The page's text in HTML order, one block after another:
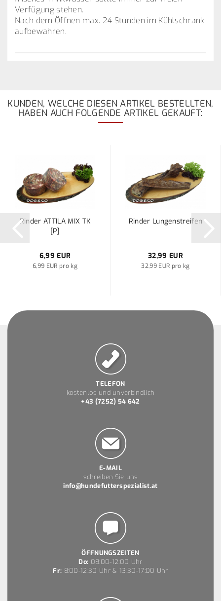
Verfügung stehen.
Nach dem Öffnen max. 24 Stunden im Kühlschrank
aufbewahren.
KUNDEN, WELCHE DIESEN ARTIKEL BESTELLTEN,
HABEN AUCH FOLGENDE ARTIKEL GEKAUFT:
Rinder ATTILA MIX TK
[P]
6,99 EUR
6,99 EUR pro kg
Rinder Lungenstreifen
32,99 EUR
32,99 EUR pro kg
TELEFON
kostenlos und unverbindlich
+43 (7252) 54 642
E-MAIL
schreiben Sie uns
info@hundefutterspezialist.at
ÖFFNUNGSZEITEN
Do: 08:00-12:00 Uhr
Fr: 8:00-12:30 Uhr & 13:30-17:00 Uhr